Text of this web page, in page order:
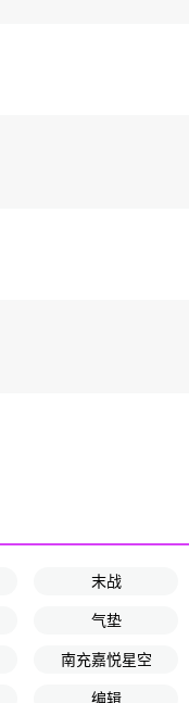
末战
气垫
南充嘉悦星空
编辑